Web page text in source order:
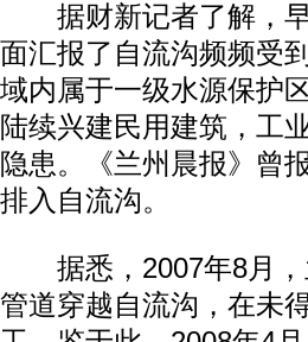
据财新记者了解，早
面汇报了自流沟频频受
域内属于一级水源保护
陆续兴建民用建筑，工
隐患。《兰州晨报》曾
排入自流沟。
据悉，2007年8月，
管道穿越自流沟，在未